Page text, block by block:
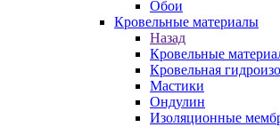
Обои
Кровельные материалы
Назад
Кровельные
Кровельная
Мастики
Ондулин
Изоляционные